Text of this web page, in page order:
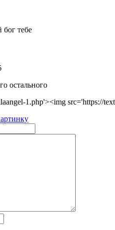
тебе
остального
1.php'><img src='https://